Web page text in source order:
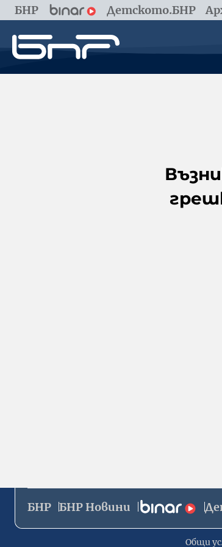
БНР Детското.БНР
БНР БНР Новини
Общи